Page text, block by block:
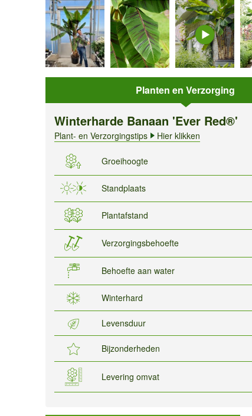
Planten en Verzorging
Winterharde Banaan 'Ever Red®'
Plant- en Verzorgingstips Hier klikken
Groeihoogte
Standplaats
Plantafstand
Verzorgingsbehoefte
Behoefte aan water
Winterhard
Levensduur
Bijzonderheden
Levering omvat